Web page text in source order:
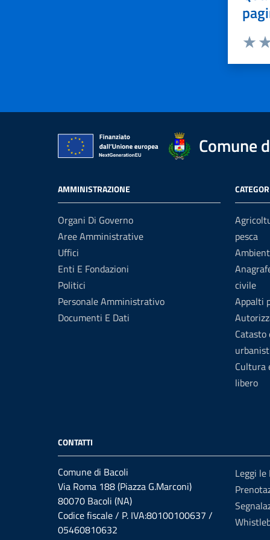
Comune
AMMINISTRAZIONE
Organi Di Governo
Aree Amministrative
Uffici
Enti E Fondazioni
Politici
Personale Amministrativo
Documenti E Dati
pesca
civile
Appalti
Catasto
Cultura
libero
CONTATTI
Comune di Bacoli
Via Roma 188 (Piazza G.Marconi)
80070 Bacoli (NA)
Codice fiscale / P. IVA:80100100637 /
05460810632
Leggi le